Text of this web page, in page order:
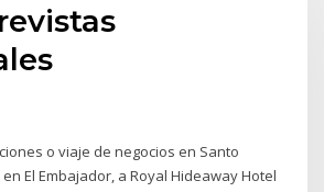
o viaje de negocios en Santo
El Embajador, a Royal Hideaway Hotel